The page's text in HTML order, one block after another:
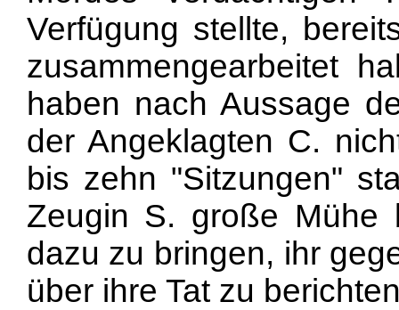
Verfügung stellte,
zusammengearbeitet
haben nach Aussage
der Angeklagten C.
bis zehn "Sitzungen"
Zeugin S. große Mühe
dazu zu bringen, ihr
über ihre Tat zu